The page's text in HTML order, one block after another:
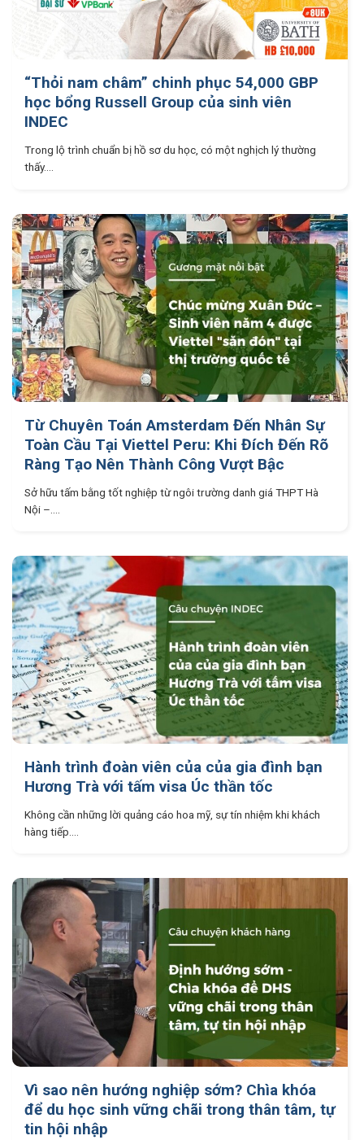
“Thỏi nam châm” chinh phục 54,000 GBP
học bổng Russell Group của sinh viên
INDEC
Trong lộ trình chuẩn bị hồ sơ du học, có một nghịch lý thường
thấy....
Từ Chuyên Toán Amsterdam Đến Nhân Sự
Toàn Cầu Tại Viettel Peru: Khi Đích Đến Rõ
Ràng Tạo Nên Thành Công Vượt Bậc
Sở hữu tấm bằng tốt nghiệp từ ngôi trường danh giá THPT Hà
Nội –....
Hành trình đoàn viên của của gia đình bạn
Hương Trà với tấm visa Úc thần tốc
Không cần những lời quảng cáo hoa mỹ, sự tín nhiệm khi khách
hàng tiếp....
Vì sao nên hướng nghiệp sớm? Chìa khóa
để du học sinh vững chãi trong thân tâm, tự
tin hội nhập